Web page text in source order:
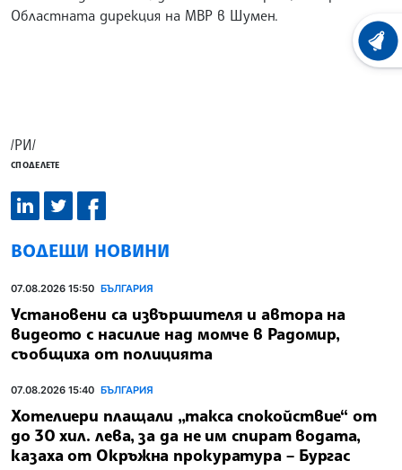
Областната дирекция на МВР в Шумен.
/РИ/
СПОДЕЛЕТЕ
ВОДЕЩИ НОВИНИ
07.08.2026 15:50 БЪЛГАРИЯ
Установени са извършителя и автора на
видеото с насилие над момче в Радомир,
съобщиха от полицията
07.08.2026 15:40 БЪЛГАРИЯ
Хотелиери плащали „такса спокойствие“ от
до 30 хил. лева, за да не им спират водата,
казаха от Окръжна прокуратура – Бургас